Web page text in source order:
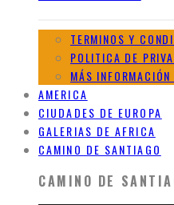
TERMINOS Y
POLITICA DE
MÁS
AMERICA
CIUDADES DE EUROPA
GALERIAS DE AFRICA
CAMINO DE SANTIAGO
CAMINO DE